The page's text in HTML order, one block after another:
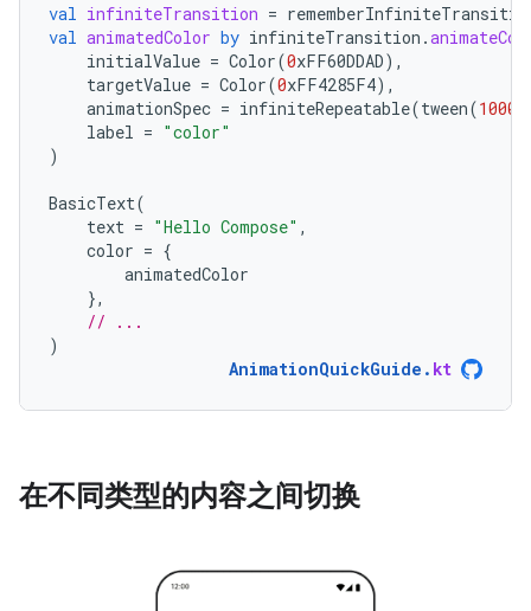
val infiniteTransition =
val animatedColor by infiniteTransition .
initialValue = Color(0xFF60DDAD),
targetValue = Color(0xFF4285F4),
animationSpec = infiniteRepeatable(tween(1000
label = "color"
)
BasicText(
text = "Hello Compose" ,
color = {
animatedColor
},
// ...
)
AnimationQuickGuide . kt
在不同类型的内容之间切换